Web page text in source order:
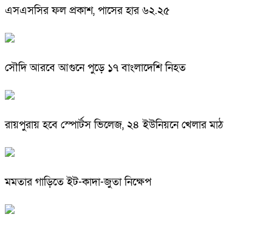
এসএসসির ফল প্রকাশ, পাসের হার ৬২.২৫
সৌদি আরবে আগুনে পুড়ে ১৭ বাংলাদেশি নিহত
রায়পুরায় হবে স্পোর্টস ভিলেজ, ২৪ ইউনিয়নে খেলার মাঠ
মমতার গাড়িতে ইট-কাদা-জুতা নিক্ষেপ